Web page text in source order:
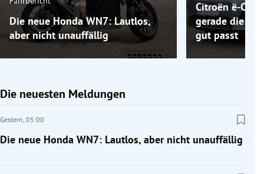
Die neue Honda WN7: Lautlos,
aber nicht unauffällig
Citroën ë-C5
gerade die
gut passt
Die neuesten Meldungen
Gestern, 05:00
Die neue Honda WN7: Lautlos, aber nicht unauffällig